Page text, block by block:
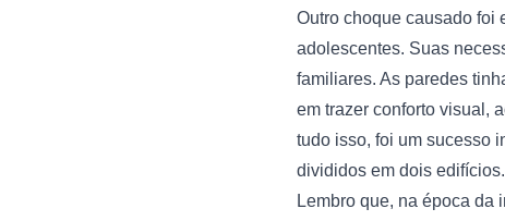
Outro choque causado foi
adolescentes. Suas
familiares. As paredes
em trazer conforto visual,
tudo isso, foi um sucesso
divididos em dois edifícios.
Lembro que, na época da